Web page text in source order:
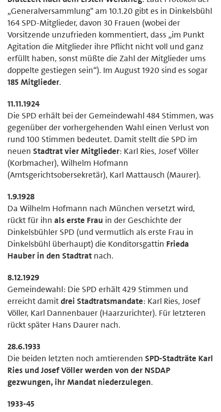
„Generalversammlung" am 10.1.20 gibt es in Dinkelsbühl
164 SPD-Mitglieder, davon 30 Frauen (wobei der
Vorsitzende unzufrieden kommentiert, dass „im Punkt
Agitation die Mitglieder ihre Pflicht nicht voll und ganz
erfüllt haben, sonst müßte die Zahl der Mitglieder ums
doppelte gestiegen sein“). Im August 1920 sind es sogar
185 Mitglieder.
11.11.1924
Die SPD erhält bei der Gemeindewahl 484 Stimmen, was
gegenüber der vorhergehenden Wahl einen Verlust von
rund 100 Stimmen bedeutet. Damit stellt die SPD im
neuen Stadtrat vier Mitglieder: Karl Ries, Josef Völler
(Korbmacher), Wilhelm Hofmann
(Amtsgerichtsobersekretär), Karl Mattausch (Maurer).
1.9.1928
Da Wilhelm Hofmann nach München versetzt wird,
rückt für ihn als erste Frau in der Geschichte der
Dinkelsbühler SPD (und vermutlich als erste Frau in
Dinkelsbühl überhaupt) die Konditorsgattin Frieda
Hauber in den Stadtrat nach.
8.12.1929
Gemeindewahl: Die SPD erhält 429 Stimmen und
erreicht damitdrei Stadtratsmandate: Karl Ries, Josef
Völler, Karl Dannenbauer (Haarzurichter). Für letzteren
rückt später Hans Daurer nach.
28.6.1933
Die beiden letzten noch amtierenden SPD-Stadträte Karl
Ries und Josef Völler werden von der NSDAP
gezwungen, ihr Mandat niederzulegen.
1933-45